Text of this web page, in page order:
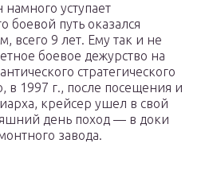
уступает
боевой путь оказался
всего 9 лет. Ему так и не
боевое дежурство на
стратегического
в 1997 г., после посещения и
крейсер ушел в свой
день поход — в доки
завода.